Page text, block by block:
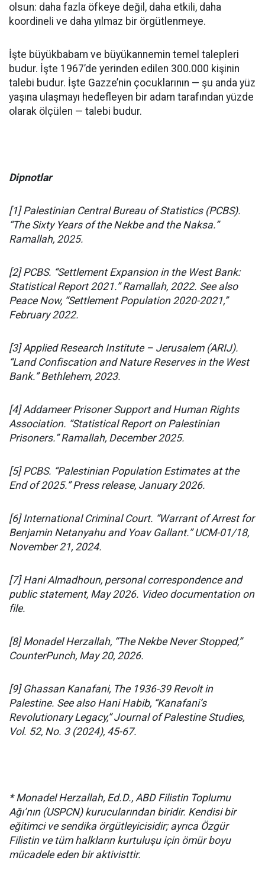
olsun: daha fazla öfkeye değil, daha etkili, daha
koordineli ve daha yılmaz bir örgütlenmeye.
İşte büyükbabam ve büyükannemin temel talepleri
budur. İşte 1967’de yerinden edilen 300.000 kişinin
talebi budur. İşte Gazze’nin çocuklarının — şu anda yüz
yaşına ulaşmayı hedefleyen bir adam tarafından yüzde
olarak ölçülen — talebi budur.
Dipnotlar
[1] Palestinian Central Bureau of Statistics (PCBS).
“The Sixty Years of the Nekbe and the Naksa.”
Ramallah, 2025.
[2] PCBS. “Settlement Expansion in the West Bank:
Statistical Report 2021.” Ramallah, 2022. See also
Peace Now, “Settlement Population 2020-2021,”
February 2022.
[3] Applied Research Institute – Jerusalem (ARIJ).
“Land Confiscation and Nature Reserves in the West
Bank.” Bethlehem, 2023.
[4] Addameer Prisoner Support and Human Rights
Association. “Statistical Report on Palestinian
Prisoners.” Ramallah, December 2025.
[5] PCBS. “Palestinian Population Estimates at the
End of 2025.” Press release, January 2026.
[6] International Criminal Court. “Warrant of Arrest for
Benjamin Netanyahu and Yoav Gallant.” UCM-01/18,
November 21, 2024.
[7] Hani Almadhoun, personal correspondence and
public statement, May 2026. Video documentation on
file.
[8] Monadel Herzallah, “The Nekbe Never Stopped,”
CounterPunch, May 20, 2026.
[9] Ghassan Kanafani, The 1936-39 Revolt in
Palestine. See also Hani Habib, “Kanafani’s
Revolutionary Legacy,” Journal of Palestine Studies,
Vol. 52, No. 3 (2024), 45-67.
* Monadel Herzallah, Ed.D., ABD Filistin Toplumu
Ağı’nın (USPCN) kurucularından biridir. Kendisi bir
eğitimci ve sendika örgütleyicisidir; ayrıca Özgür
Filistin ve tüm halkların kurtuluşu için ömür boyu
mücadele eden bir aktivisttir.